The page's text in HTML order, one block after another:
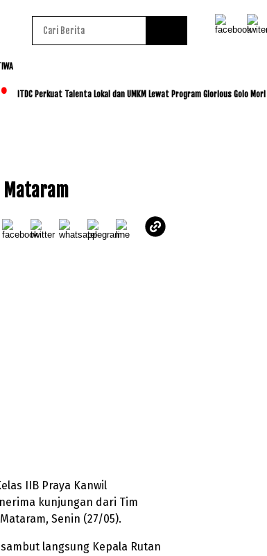
ITDC Perkuat Talenta Lokal dan UMKM Lewat Program Glorious Golo Mori
Mataram
IIB Praya Kanwil
kunjungan dari Tim
Senin (27/05).
langsung Kepala Rutan